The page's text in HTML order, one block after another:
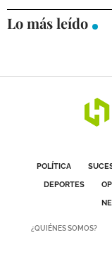
Lo más leído
POLÍTICA
DEPORTES
¿QUIÉNES SOMOS?